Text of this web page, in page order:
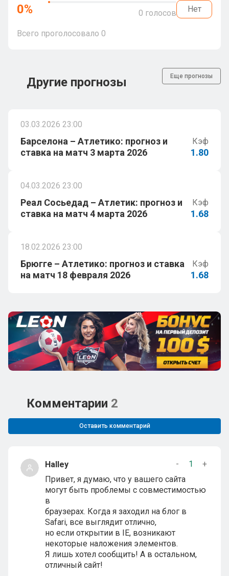
0% 0 голосов Нет
Всего проголосовало 0
Другие прогнозы Еще прогнозы
03.03.2026 23:00
Барселона – Атлетико: прогноз и
ставка на матч 3 марта 2026
Кэф
1.80
04.03.2026 23:00
Реал Сосьедад – Атлетик: прогноз и
ставка на матч 4 марта 2026
Кэф
1.68
18.02.2026 23:00
Брюгге – Атлетико: прогноз и ставка
на матч 18 февраля 2026
Кэф
1.68
Комментарии 2
Оставить комментарий
Halley - 1
+
Привет, я думаю, что у вашего сайта
могут быть проблемы с совместимостью
в
браузерах. Когда я заходил на блог в
Safari, все выглядит отлично,
но если открытии в IE, возникают
некоторые наложения элементов.
Я лишь хотел сообщить! А в остальном,
отличный сайт!